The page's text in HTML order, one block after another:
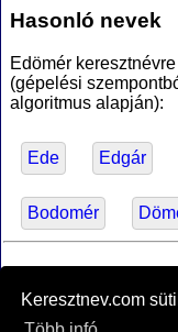
Keresztnev.com
Hasonló nevek
Edömér
(gépelési
algoritmus alapján):
Ede Edgár
Bodomér
Az MTA